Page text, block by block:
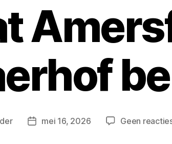
Berichtdatum
mei 16, 2026 Geen